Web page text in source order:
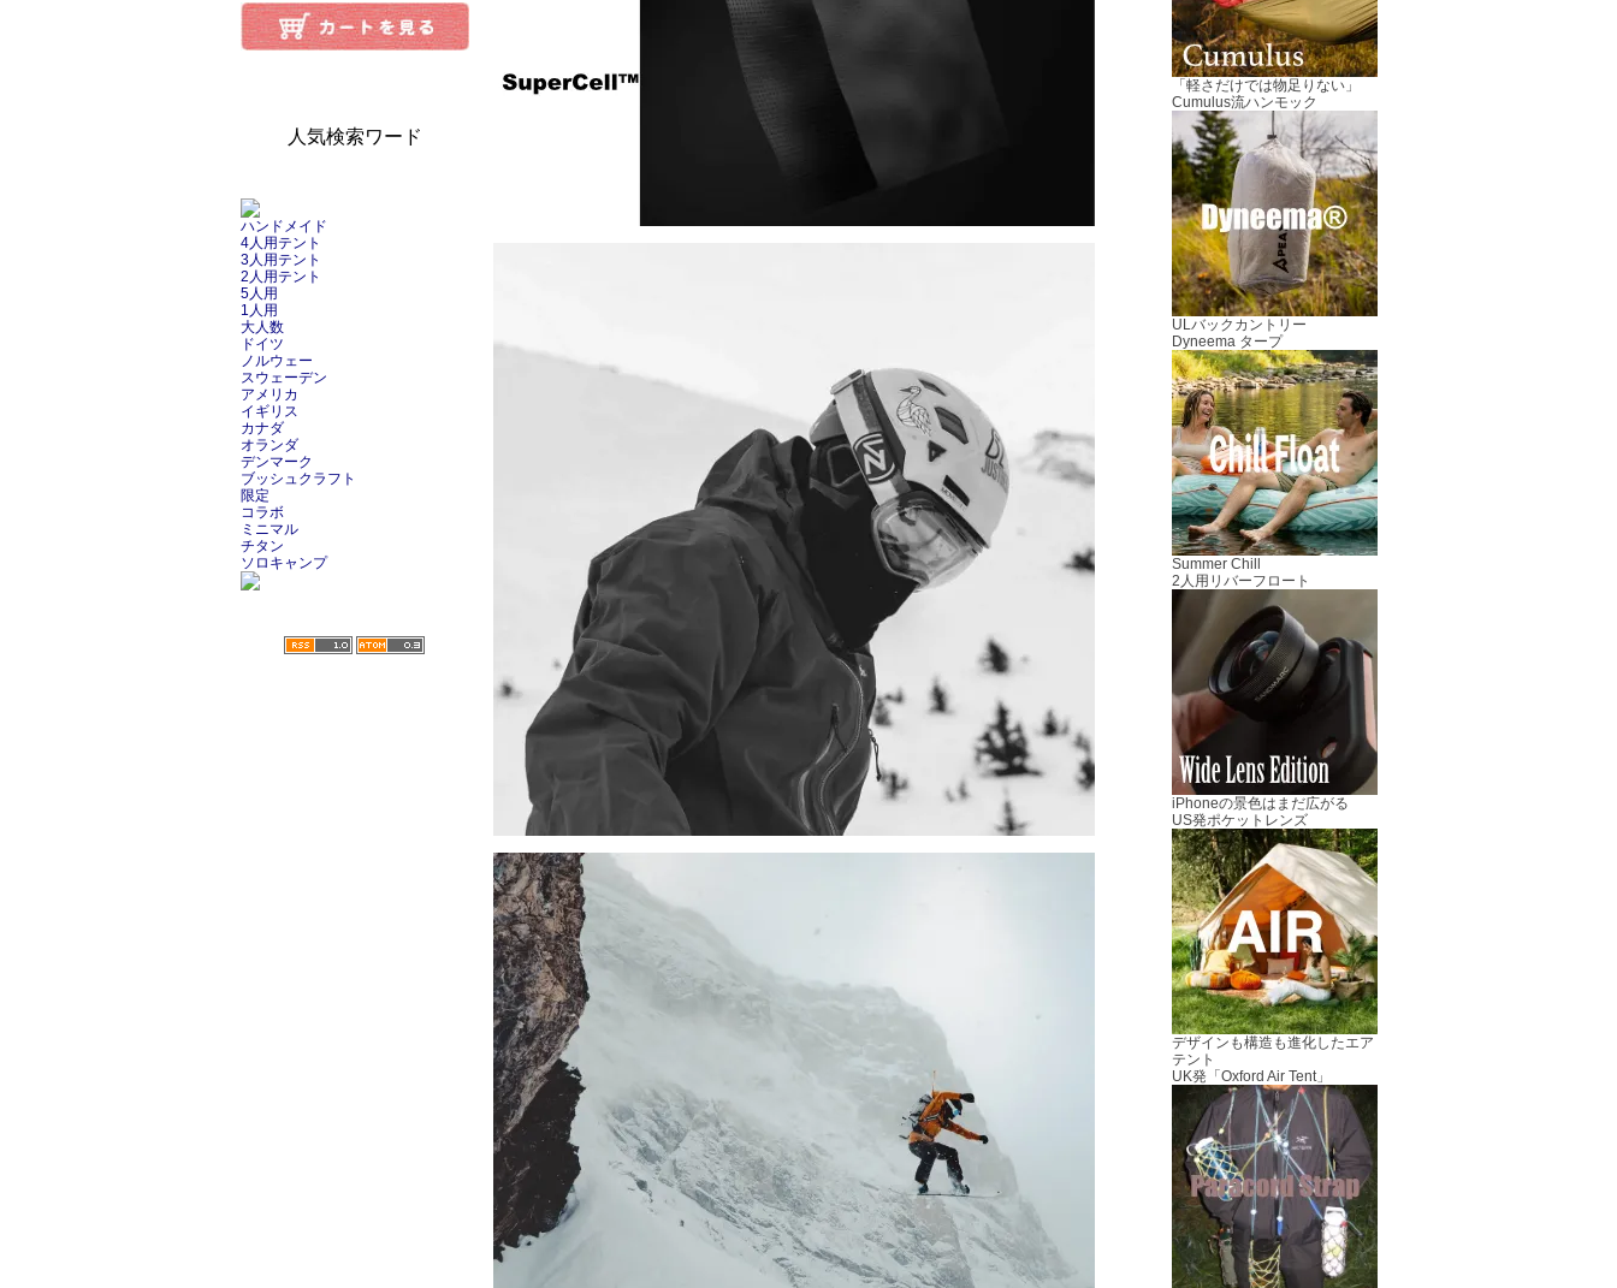
人気検索ワード
ハンドメイド
4人用テント
3人用テント
2人用テント
5人用
1人用
大人数
ドイツ
ノルウェー
スウェーデン
アメリカ
イギリス
カナダ
オランダ
デンマーク
ブッシュクラフト
限定
コラボ
ミニマル
チタン
ソロキャンプ
「軽さだけでは物足りない」
Cumulus流ハンモック
ULバックカントリー
Dyneema タープ
Summer Chill
2人用リバーフロート
iPhoneの景色はまだ広がる
US発ポケットレンズ
デザインも構造も進化したエア
テント
UK発「Oxford Air Tent」